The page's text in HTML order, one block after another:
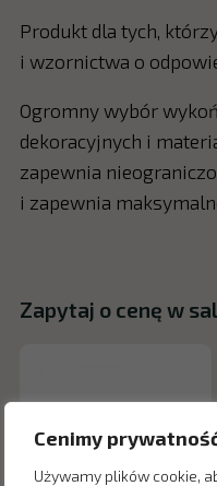
Cenimy
Używamy plików cookie,
Produkt dla tych,
i wzornictwa o
Ogromny wybór
dekoracyjnych i
zapewnia
i zapewnia
Zapytaj o cenę w